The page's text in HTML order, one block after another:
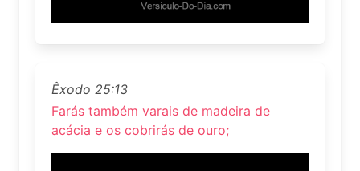
Êxodo 25:13
Farás também varais de madeira de
acácia e os cobrirás de ouro;